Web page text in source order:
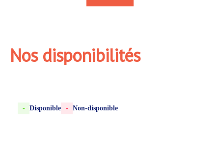
Nos disponibilités
- Disponible - Non-disponible